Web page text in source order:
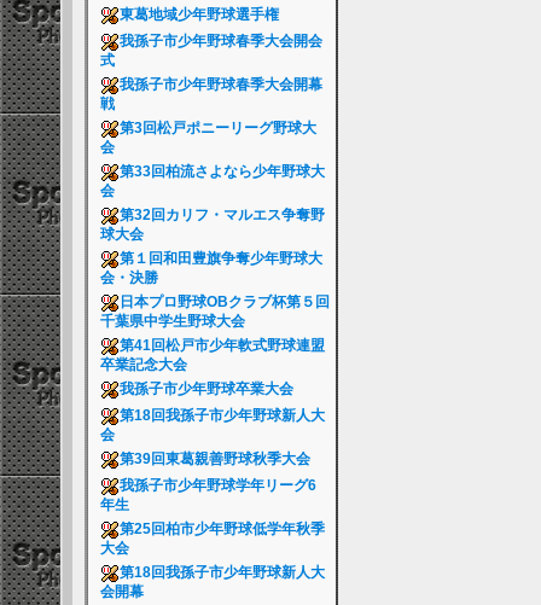
東葛地域少年野球選手権
我孫子市少年野球春季大会開会
式
我孫子市少年野球春季大会開幕
戦
第3回松戸ポニーリーグ野球大
会
第33回柏流さよなら少年野球大
会
第32回カリフ・マルエス争奪野
球大会
第１回和田豊旗争奪少年野球大
会・決勝
日本プロ野球OBクラブ杯第５回
千葉県中学生野球大会
第41回松戸市少年軟式野球連盟
卒業記念大会
我孫子市少年野球卒業大会
第18回我孫子市少年野球新人大
会
第39回東葛親善野球秋季大会
我孫子市少年野球学年リーグ6
年生
第25回柏市少年野球低学年秋季
大会
第18回我孫子市少年野球新人大
会開幕